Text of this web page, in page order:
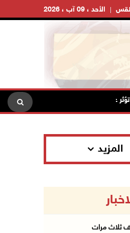
الأحد ، 09 آب ، 2026
البلاد بدءا من اليوم مصر:
المزيد
ثلاث مرات